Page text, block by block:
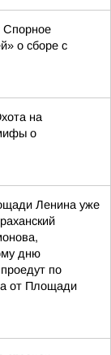
Спорное
о сборе с
на
о
Ленина уже
дню
по
от Площади